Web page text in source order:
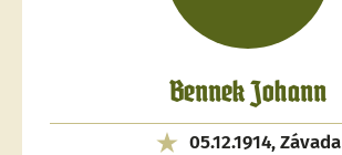
Bennek Johann
05.12.1914, Závada